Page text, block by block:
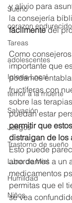
Sueño
corazon endurecido
Tareas
adolescentes
Iglesia Local
temor a la muerte
Salvación
Juegos
Trastorno de sueño
Luna de Miel
Humildad
Niños
y alivio para
la consejería
fácilmente del
Como
importante que
podamos
fructíferas con
sobre las
puedan estar
permitir que
distraigan de los
Esto puede
abordamos a un
medicamentos
permitas que el
se vea